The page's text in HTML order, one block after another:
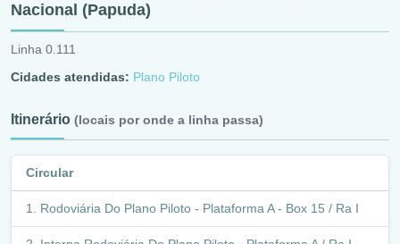
Nacional (Papuda)
Linha 0.111
Cidades atendidas: Plano Piloto
Itinerário (locais por onde a linha passa)
Circular
Rodoviária Do Plano Piloto - Plataforma A - Box 15 / Ra I